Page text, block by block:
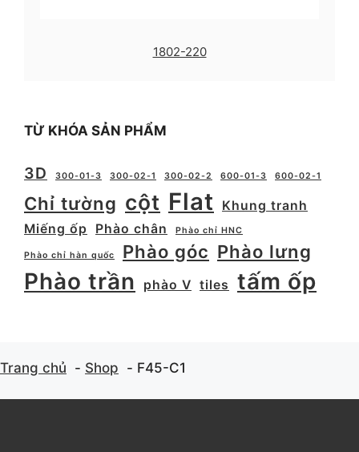
1802-220
TỪ KHÓA SẢN PHẨM
3D 300-01-3 300-02-1 300-02-2 600-01-3 600-02-1
Chỉ tường cột Flat
Khung tranh
Miếng ốp
Phào chân Phào chỉ HNC
Phào chỉ hàn quốc Phào góc Phào lưng
Phào trần phào V tiles tấm ốp
Trang chủ Shop F45-C1